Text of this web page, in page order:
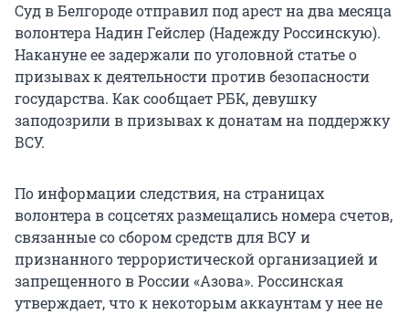
Суд в Белгороде отправил под арест на два месяца
волонтера Надин Гейслер (Надежду Россинскую).
Накануне ее задержали по уголовной статье о
призывах к деятельности против безопасности
государства. Как сообщает РБК, девушку
заподозрили в призывах к донатам на поддержку
ВСУ.
По информации следствия, на страницах
волонтера в соцсетях размещались номера счетов,
связанные со сбором средств для ВСУ и
признанного террористической организацией и
запрещенного в России «Азова». Россинская
утверждает, что к некоторым аккаунтам у нее не